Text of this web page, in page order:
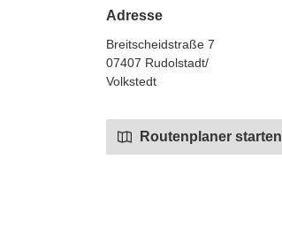
Adresse
Breitscheidstraße 7
07407 Rudolstadt/
Volkstedt
Routenplaner starten